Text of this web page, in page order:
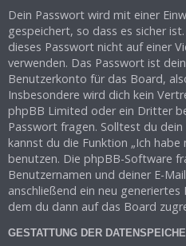
Dein Passwort wird mit einer
gespeichert, so dass es sicher
dieses Passwort nicht auf einer
verwenden. Das Passwort ist
Benutzerkonto für das Board,
Insbesondere wird dich kein
phpBB Limited oder ein Dritter
Passwort fragen. Solltest du
kannst du die Funktion „Ich habe
benutzen. Die phpBB-Software
Benutzernamen und deiner E-
anschließend ein neu
dem du dann auf das Board
GESTATTUNG DER